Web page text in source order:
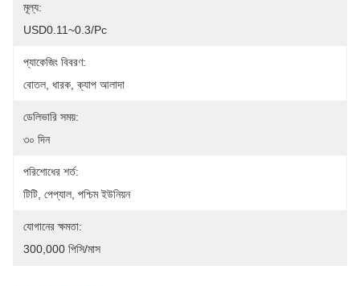
মূল্য:
USD0.11~0.3/pc
প্যাকেজিং বিবরণ:
বোতল, ধারক, ক্যাপ আলাদা
ডেলিভারি সময়:
৩০ দিন
পরিশোধের শর্ত:
টিটি, পেপ্যাল, পশ্চিম ইউনিয়ন
যোগানের ক্ষমতা:
300,000 পিসি/মাস